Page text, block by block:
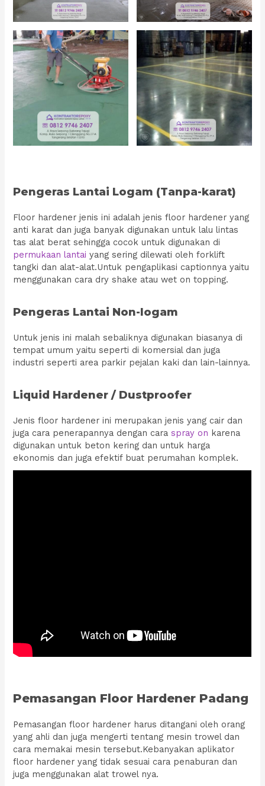
Pengeras Lantai Logam (Tanpa-karat)
Floor hardener jenis ini adalah jenis floor hardener yang
anti karat dan juga banyak digunakan untuk lalu lintas
tas alat berat sehingga cocok untuk digunakan di
permukaan lantai yang sering dilewati oleh forklift
tangki dan alat-alat.Untuk pengaplikasi captionnya yaitu
menggunakan cara dry shake atau wet on topping.
Pengeras Lantai Non-logam
Untuk jenis ini malah sebaliknya digunakan biasanya di
tempat umum yaitu seperti di komersial dan juga
industri seperti area parkir pejalan kaki dan lain-lainnya.
Liquid Hardener / Dustproofer
Jenis floor hardener ini merupakan jenis yang cair dan
juga cara penerapannya dengan caraspray on karena
digunakan untuk beton kering dan untuk harga
ekonomis dan juga efektif buat perumahan komplek.
Pemasangan Floor Hardener Padang
Pemasangan floor hardener harus ditangani oleh orang
yang ahli dan juga mengerti tentang mesin trowel dan
cara memakai mesin tersebut.Kebanyakan aplikator
floor hardener yang tidak sesuai cara penaburan dan
juga menggunakan alat trowel nya.